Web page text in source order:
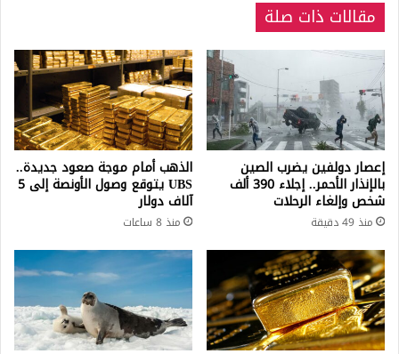
مقالات ذات صلة
إعصار دولفين يضرب الصين
بالإنذار الأحمر.. إجلاء 390 ألف
شخص وإلغاء الرحلات
منذ 49 دقيقة
الذهب أمام موجة صعود جديدة..
UBS يتوقع وصول الأونصة إلى 5
آلاف دولار
منذ 8 ساعات